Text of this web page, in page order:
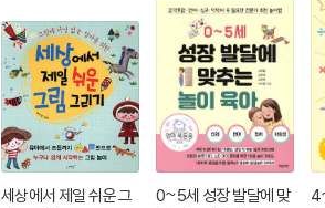
세상에서 제일 쉬운 그
0~5세 성장 발달에 맞